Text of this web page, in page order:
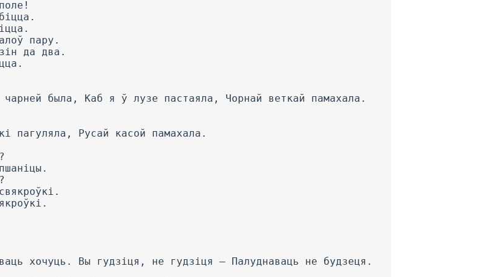
пару.
да два.
была, Каб я ў лузе пастаяла, Чорнай веткай памахала.
пагуляла, Русай касой памахала.
хочуць. Вы гудзіця, не гудзіця — Палуднаваць не будзеця.